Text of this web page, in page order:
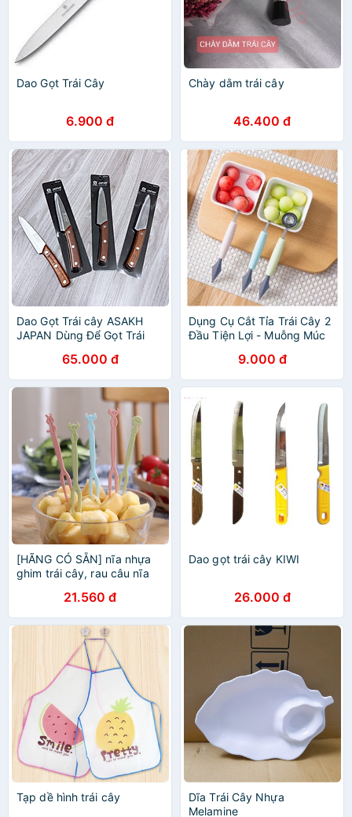
Dao Gọt Trái Cây
6.900 đ
Chày dằm trái cây
46.400 đ
Dao Gọt Trái cây ASAKH
JAPAN Dùng Để Gọt Trái
65.000 đ
Dụng Cụ Cắt Tỉa Trái Cây 2
Đầu Tiện Lợi - Muỗng Múc
9.000 đ
[HÃNG CÓ SẴN] nĩa nhựa
ghim trái cây, rau câu nĩa
21.560 đ
Dao gọt trái cây KIWI
26.000 đ
Tạp dề hình trái cây
Dĩa Trái Cây Nhựa
Melamine